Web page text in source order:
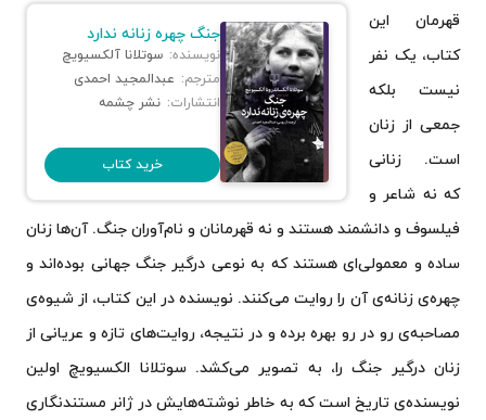
رمان‌هایی با قهرمان‌های زن
سووشون
هزار خورشید تابان
وزارت درد
ساعت‌ها
آن فرانک؛ خاطرات یک دختر جوان
سه روز برای دیدن
منم ملاله
‫پاییز فصل آخر سال است‬‌‫
جنگ چهره زنانه ندارد
نویسنده: سوتلانا آلکسیویچ
مترجم: عبدالمجید احمدی
انتشارات: نشر چشمه
خرید کتاب
قهرمان این
کتاب، یک نفر
نیست بلکه
جمعی از زنان
است. زنانی
که نه شاعر و
فیلسوف و دانشمند هستند و نه قهرمانان و نام‌آوران جنگ. آن‌ها زنان
ساده و معمولی‌ای هستند که به نوعی درگیر جنگ جهانی بوده‌اند و
چهره‌ی زنانه‌ی آن را روایت می‌کنند. نویسنده در این کتاب، از شیوه‌ی
مصاحبه‌ی رو در رو بهره برده و در نتیجه، روایت‌های تازه و عریانی از
زنان درگیر جنگ را، به تصویر می‌کشد. سوتلانا الکسیویچ اولین
نویسنده‌ی تاریخ است که به خاطر نوشته‌هایش در ژانر مستندنگاری